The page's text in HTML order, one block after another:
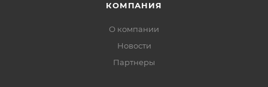
КОМПАНИЯ
О компании
Новости
Партнеры